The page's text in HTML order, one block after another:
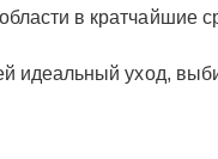
в кратчайшие
идеальный уход,